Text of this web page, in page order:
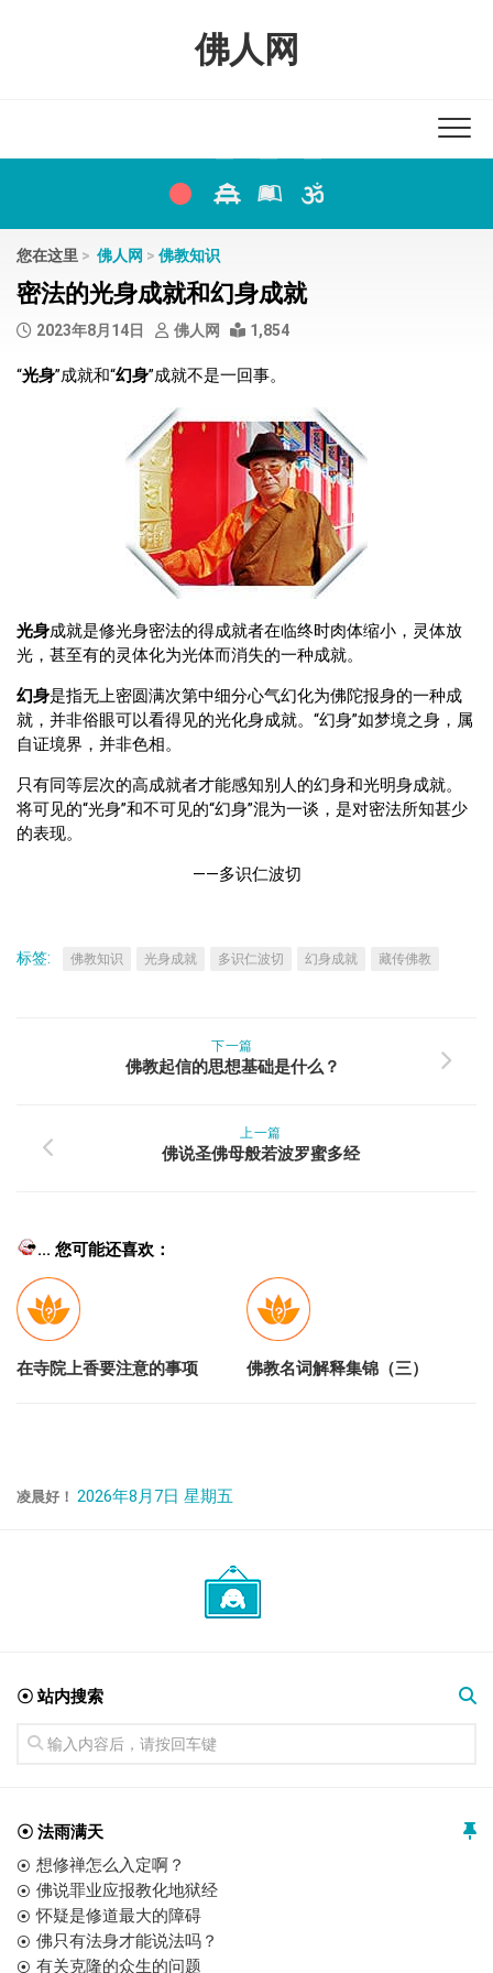
佛人网
您在这里 > 佛人网 > 佛教知识
密法的光身成就和幻身成就
2023年8月14日 佛人网 1,854
“光身”成就和“幻身”成就不是一回事。
光身成就是修光身密法的得成就者在临终时肉体缩小，灵体放
光，甚至有的灵体化为光体而消失的一种成就。
幻身是指无上密圆满次第中细分心气幻化为佛陀报身的一种成
就，并非俗眼可以看得见的光化身成就。“幻身”如梦境之身，属
自证境界，并非色相。
只有同等层次的高成就者才能感知别人的幻身和光明身成就。
将可见的“光身”和不可见的“幻身”混为一谈，是对密法所知甚少
的表现。
——多识仁波切
标签: 佛教知识 光身成就 多识仁波切 幻身成就 藏传佛教
下一篇
佛教起信的思想基础是什么？
上一篇
佛说圣佛母般若波罗蜜多经
... 您可能还喜欢：
在寺院上香要注意的事项 佛教名词解释集锦（三）
凌晨好！ 2026年8月7日 星期五
☉ 站内搜索
☉ 法雨满天
想修禅怎么入定啊？
佛说罪业应报教化地狱经
怀疑是修道最大的障碍
佛只有法身才能说法吗？
有关克隆的众生的问题